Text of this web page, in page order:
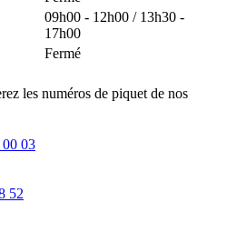
09h00 - 12h00 / 13h30 -
17h00
Fermé
les numéros de piquet de nos
03
52